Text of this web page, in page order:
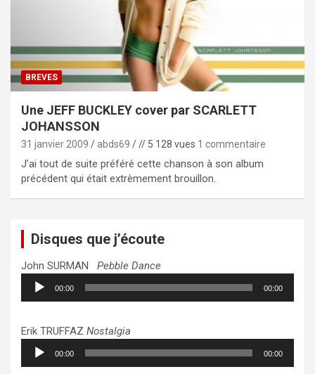
BREVES
Une JEFF BUCKLEY cover par SCARLETT
JOHANSSON
31 janvier 2009 abds69 // 5 128 vues 1 commentaire
J’ai tout de suite préféré cette chanson à son album
précédent qui était extrèmement brouillon.
Disques que j’écoute
John SURMAN Pebble Dance
Lecteur
audio
00:00 00:00
Erik TRUFFAZ Nostalgia
Lecteur
audio
00:00 00:00